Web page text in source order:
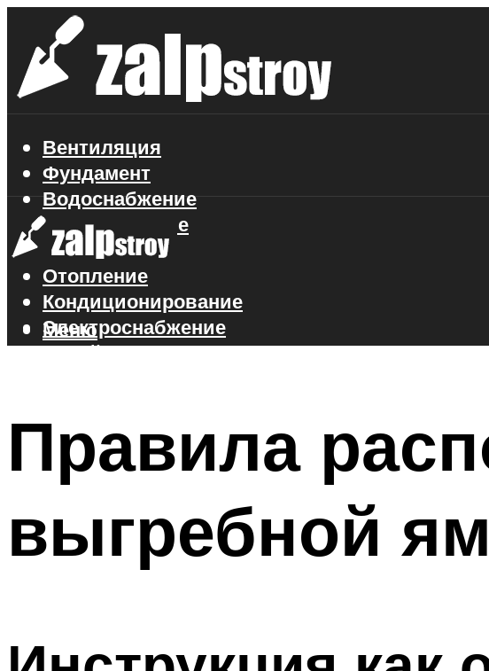
Вентиляция
Фундамент
Водоснабжение
Газоснабжение
Канализация
Отопление
Кондиционирование
Электроснабжение
Стройматериалы
Меню
Правила
выгребной